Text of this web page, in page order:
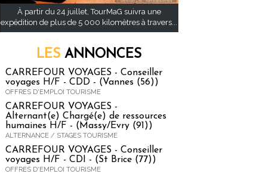
À partir du 24 juillet, TourMaG suivra une
expédition de plus de 5 000 kilomètres à travers...
LES ANNONCES
CARREFOUR VOYAGES - Conseiller
voyages H/F - CDD - (Vannes (56))
OFFRES D'EMPLOI TOURISME
CARREFOUR VOYAGES -
Alternant(e) Chargé(e) de ressources
humaines H/F - (Massy/Evry (91))
ALTERNANCE / STAGES TOURISME
CARREFOUR VOYAGES - Conseiller
voyages H/F - CDI - (St Brice (77))
OFFRES D'EMPLOI TOURISME